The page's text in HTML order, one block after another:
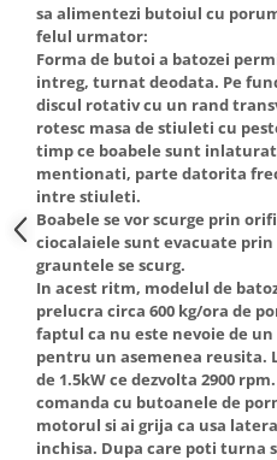
Truse de scule
Truse de lipit PPR
Ventuze cu brate pentru
Vibratoare beton
Masini de spalat rufe cu uscator
Uscatoare de rufe
Masini de facut paine
Pachete electrocasnice
incorporabile
Seturi oale
SANDWICH MAKER
Storcatoare de fructe
Televizoare
sa alimentezi butoiul cu
felul urmator:
Forma de butoi a batozei
intreg, turnat deodata. Pe
discul rotativ cu un rand
rotesc masa de stiuleti cu
timp ce boabele sunt
mentionati, parte datorita
intre stiuleti.
Boabele se vor scurge prin
ciocalaiele sunt evacuate
grauntele se scurg.
In acest ritm, modelul de
prelucra circa 600 kg/ora de
faptul ca nu este nevoie de
pentru un asemenea reusita.
de 1.5kW ce dezvolta 2900
comanda cu butoanele de
motorul si ai grija ca usa
inchisa. Dupa care poti turna